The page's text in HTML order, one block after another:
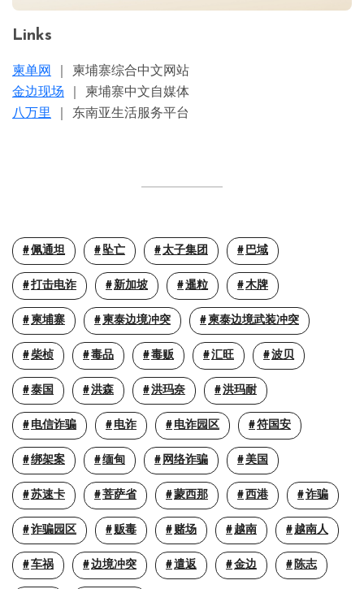
Links
柬单网
｜ 柬埔寨综合中文网站
金边现场 ｜ 柬埔寨中文自媒体
八万里
｜ 东南亚生活服务平台
佩通坦 坠亡 太子集团 巴域
打击电诈 新加坡 暹粒 木牌
柬埔寨 柬泰边境冲突 柬泰边境武装冲突
柴桢 毒品 毒贩 汇旺 波贝
泰国 洪森 洪玛奈 洪玛耐
电信诈骗 电诈 电诈园区 符国安
绑架案 缅甸 网络诈骗 美国
苏速卡 菩萨省 蒙西那 西港 诈骗
诈骗园区 贩毒 赌场 越南 越南人
车祸 边境冲突 遣返 金边 陈志